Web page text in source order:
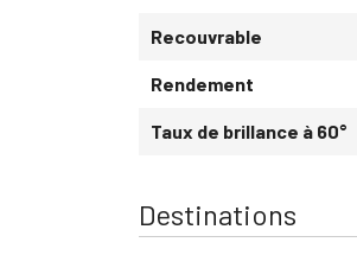
Recouvrable
Rendement
Taux de brillance à 60°
Destinations